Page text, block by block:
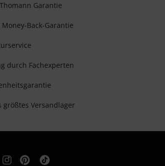
Garantie
Money-Back-Garantie
durch Fachexperten
größtes Versandlager